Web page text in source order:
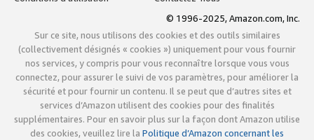
© 1996-2025, Amazon.com, Inc.
Sur ce site, nous utilisons des cookies et des outils similaires
(collectivement désignés « cookies ») uniquement pour vous fournir
nos services, y compris pour vous reconnaître lorsque vous vous
connectez, pour assurer le suivi de vos paramètres, pour améliorer la
sécurité et pour fournir un contenu. Il se peut que d’autres sites et
services d’Amazon utilisent des cookies pour des finalités
supplémentaires. Pour en savoir plus sur la façon dont Amazon utilise
des cookies, veuillez lire la Politique d’Amazon concernant les